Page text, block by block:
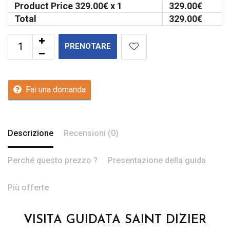
Product Price 329.00€ x 1 329.00€
Total
329.00€
PRENOTARE
Fai una domanda
Descrizione Recensioni (0)
Perché questo prezzo ? Presentazione della guida
Più offerte
VISITA GUIDATA SAINT DIZIER